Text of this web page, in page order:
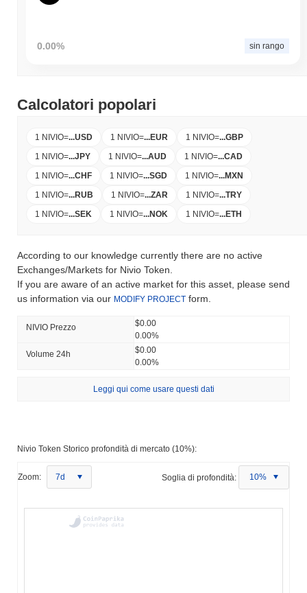
0.00% sin rango
Calcolatori popolari
1 NIVIO=...USD 1 NIVIO=...EUR 1 NIVIO=...GBP
1 NIVIO=...JPY 1 NIVIO=...AUD 1 NIVIO=...CAD
1 NIVIO=...CHF 1 NIVIO=...SGD 1 NIVIO=...MXN
1 NIVIO=...RUB 1 NIVIO=...ZAR 1 NIVIO=...TRY
1 NIVIO=...SEK 1 NIVIO=...NOK 1 NIVIO=...ETH
According to our knowledge currently there are no active
Exchanges/Markets for Nivio Token.
If you are aware of an active market for this asset, please send
us information via our MODIFY PROJECT form.
NIVIO Prezzo
$0.00
0.00%
Volume 24h
$0.00
0.00%
Leggi qui come usare questi dati
Nivio Token Storico profondità di mercato (10%):
Zoom: 7d Soglia di profondità: 10%